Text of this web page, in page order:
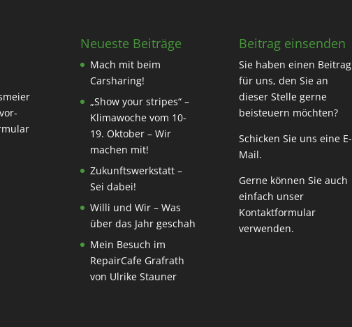
Neueste Beiträge
Mach mit beim
Carsharing!
„Show your stripes“ –
Klimawoche vom 10-
19. Oktober – Wir
machen mit!
Zukunftswerkstatt –
Sei dabei!
Willi und Wir – Was
über das Jahr geschah
Mein Besuch im
RepairCafe Grafrath
von Ulrike Stauner
Beitrag einsenden
Sie haben einen Beitrag
für uns, den Sie an
dieser Stelle gerne
beisteuern möchten?
Schicken Sie uns eine E-
Mail.
Gerne können Sie auch
einfach unser
Kontaktformular
verwenden.